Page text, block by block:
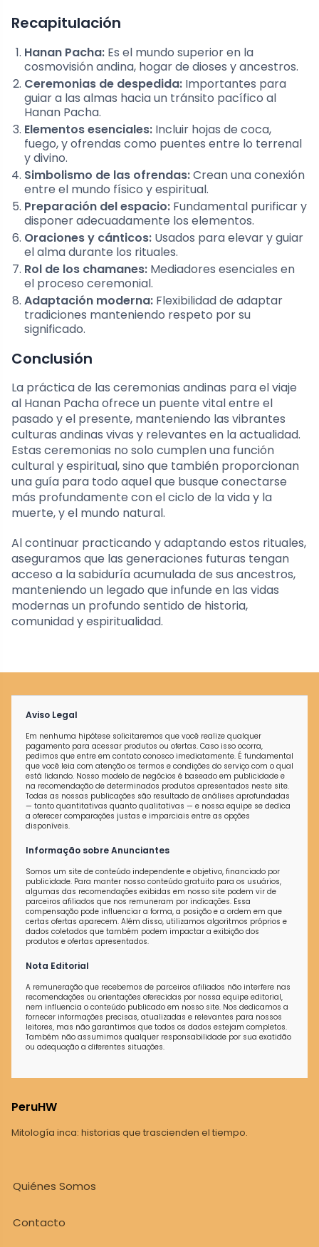
Recapitulación
Hanan Pacha: Es el mundo superior en la
cosmovisión andina, hogar de dioses y ancestros.
Ceremonias de despedida: Importantes para
guiar a las almas hacia un tránsito pacífico al
Hanan Pacha.
Elementos esenciales: Incluir hojas de coca,
fuego, y ofrendas como puentes entre lo terrenal
y divino.
Simbolismo de las ofrendas:Crean una conexión
entre el mundo físico y espiritual.
Preparación del espacio: Fundamental purificar y
disponer adecuadamente los elementos.
Oraciones y cánticos: Usados para elevar y guiar
el alma durante los rituales.
Rol de los chamanes: Mediadores esenciales en
el proceso ceremonial.
Adaptación moderna: Flexibilidad de adaptar
tradiciones manteniendo respeto por su
significado.
Conclusión
La práctica de las ceremonias andinas para el viaje
al Hanan Pacha ofrece un puente vital entre el
pasado y el presente, manteniendo las vibrantes
culturas andinas vivas y relevantes en la actualidad.
Estas ceremonias no solo cumplen una función
cultural y espiritual, sino que también proporcionan
una guía para todo aquel que busque conectarse
más profundamente con el ciclo de la vida y la
muerte, y el mundo natural.
Al continuar practicando y adaptando estos rituales,
aseguramos que las generaciones futuras tengan
acceso a la sabiduría acumulada de sus ancestros,
manteniendo un legado que infunde en las vidas
modernas un profundo sentido de historia,
comunidad y espiritualidad.
Aviso Legal
Em nenhuma hipótese solicitaremos que você realize qualquer
pagamento para acessar produtos ou ofertas. Caso isso ocorra,
pedimos que entre em contato conosco imediatamente. É fundamental
que você leia com atenção os termos e condições do serviço com o qual
está lidando. Nosso modelo de negócios é baseado em publicidade e
na recomendação de determinados produtos apresentados neste site.
Todas as nossas publicações são resultado de análises aprofundadas
— tanto quantitativas quanto qualitativas — e nossa equipe se dedica
a oferecer comparações justas e imparciais entre as opções
disponíveis.
Informação sobre Anunciantes
Somos um site de conteúdo independente e objetivo, financiado por
publicidade. Para manter nosso conteúdo gratuito para os usuários,
algumas das recomendações exibidas em nosso site podem vir de
parceiros afiliados que nos remuneram por indicações. Essa
compensação pode influenciar a forma, a posição e a ordem em que
certas ofertas aparecem. Além disso, utilizamos algoritmos próprios e
dados coletados que também podem impactar a exibição dos
produtos e ofertas apresentados.
Nota Editorial
A remuneração que recebemos de parceiros afiliados não interfere nas
recomendações ou orientações oferecidas por nossa equipe editorial,
nem influencia o conteúdo publicado em nosso site. Nos dedicamos a
fornecer informações precisas, atualizadas e relevantes para nossos
leitores, mas não garantimos que todos os dados estejam completos.
Também não assumimos qualquer responsabilidade por sua exatidão
ou adequação a diferentes situações.
PeruHW
Mitología inca: historias que trascienden el tiempo.
Quiénes Somos
Contacto